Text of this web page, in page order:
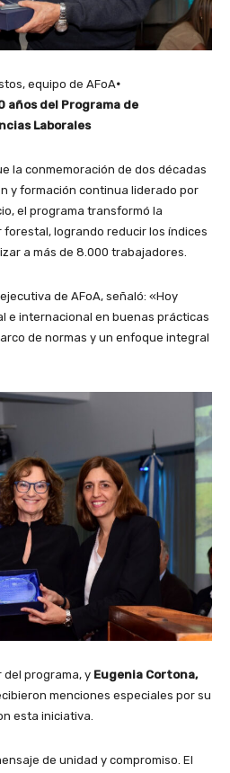
equipo de AFoA·
años del Programa de
Laborales
la conmemoración de dos décadas
y formación continua liderado por
el programa transformó la
logrando reducir los índices
a más de 8.000 trabajadores.
de AFoA, señaló: «Hoy
e internacional en buenas prácticas
de normas y un enfoque integral
del programa, y Eugenia Cortona,
menciones especiales por su
esta iniciativa.
de unidad y compromiso. El